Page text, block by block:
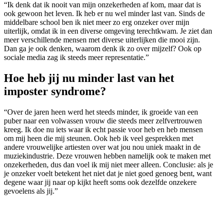
“Ik denk dat ik nooit van mijn onzekerheden af kom, maar dat is
ook gewoon het leven. Ik heb er nu wel minder last van. Sinds de
middelbare school ben ik niet meer zo erg onzeker over mijn
uiterlijk, omdat ik in een diverse omgeving terechtkwam. Je ziet dan
meer verschillende mensen met diverse uiterlijken die mooi zijn.
Dan ga je ook denken, waarom denk ik zo over mijzelf? Ook op
sociale media zag ik steeds meer representatie.”
Hoe heb jij nu minder last van het
imposter syndrome?
“Over de jaren heen werd het steeds minder, ik groeide van een
puber naar een volwassen vrouw die steeds meer zelfvertrouwen
kreeg. Ik doe nu iets waar ik echt passie voor heb en heb mensen
om mij heen die mij steunen. Ook heb ik veel gesprekken met
andere vrouwelijke artiesten over wat jou nou uniek maakt in de
muziekindustrie. Deze vrouwen hebben namelijk ook te maken met
onzekerheden, dus dan voel ik mij niet meer alleen. Conclusie: als je
je onzeker voelt betekent het niet dat je niet goed genoeg bent, want
degene waar jij naar op kijkt heeft soms ook dezelfde onzekere
gevoelens als jij.”